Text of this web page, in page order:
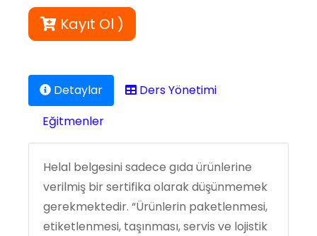
Kayıt Ol )
Detaylar
Ders Yönetimi
Eğitmenler
Helal belgesini sadece gıda ürünlerine
verilmiş bir sertifika olarak düşünmemek
gerekmektedir. “Ürünlerin paketlenmesi,
etiketlenmesi, taşınması, servis ve lojistik